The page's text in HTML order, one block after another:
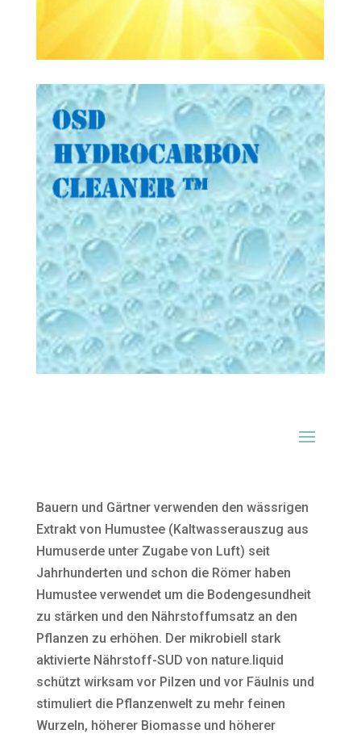
Bauern und Gärtner verwenden den wässrigen
Extrakt von Humustee (Kaltwasserauszug aus
Humuserde unter Zugabe von Luft) seit
Jahrhunderten und schon die Römer haben
Humustee verwendet um die Bodengesundheit
zu stärken und den Nährstoffumsatz an den
Pflanzen zu erhöhen. Der mikrobiell stark
aktivierte Nährstoff-SUD von nature.liquid
schützt wirksam vor Pilzen und vor Fäulnis und
stimuliert die Pflanzenwelt zu mehr feinen
Wurzeln, höherer Biomasse und höherer